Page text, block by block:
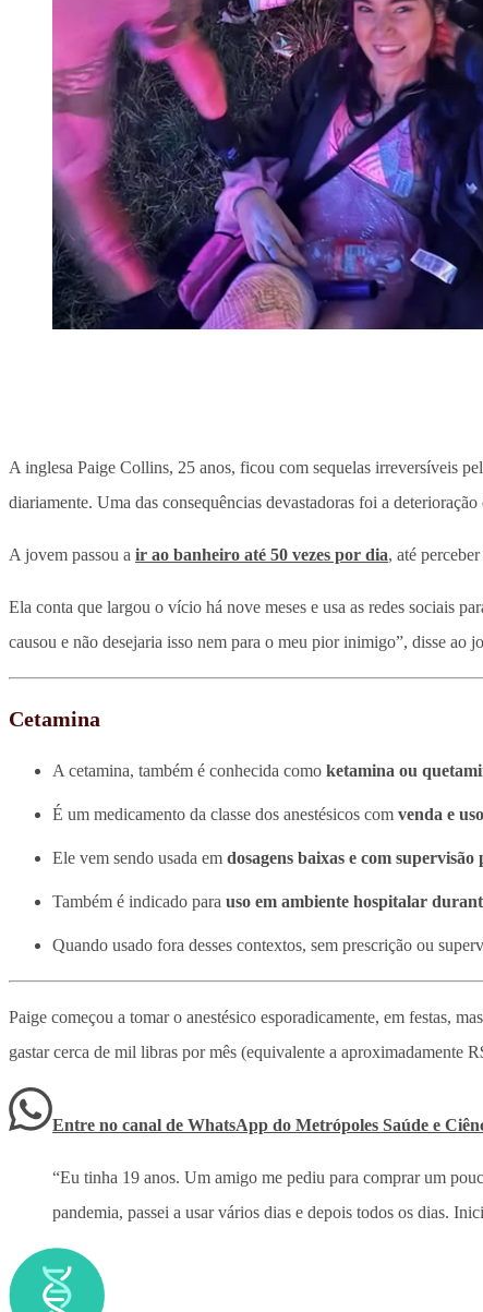
A inglesa Paige Collins, 25 anos, ficou com sequelas irreversíveis
diariamente. Uma das consequências devastadoras foi a
A jovem passou a ir ao banheiro até 50 vezes por dia, até
Ela conta que largou o vício há nove meses e usa as redes sociais
causou e não desejaria isso nem para o meu pior inimigo”, disse ao
Cetamina
A cetamina, também é conhecida como ketamina ou
É um medicamento da classe dos anestésicos com venda e
Ele vem sendo usada em dosagens baixas e com
Também é indicado para uso em ambiente hospitalar
Quando usado fora desses contextos, sem prescrição ou
Paige começou a tomar o anestésico esporadicamente, em festas,
gastar cerca de mil libras por mês (equivalente a aproximadamente
Entre no canal de WhatsApp do Metrópoles Saúde e
“Eu tinha 19 anos. Um amigo me pediu para comprar um
pandemia, passei a usar vários dias e depois todos os dias.